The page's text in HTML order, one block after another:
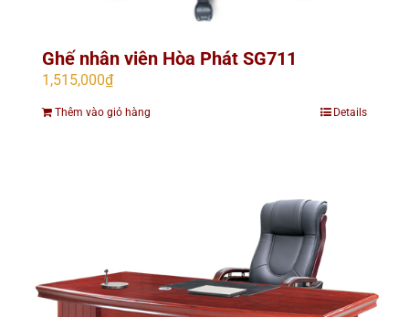
Ghế nhân viên Hòa Phát SG711
1,515,000₫
Thêm vào giỏ hàng Details